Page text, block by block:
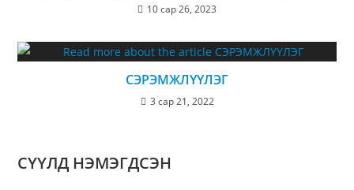
10 сар 26, 2023
СЭРЭМЖЛҮҮЛЭГ
3 сар 21, 2022
СҮҮЛД НЭМЭГДСЭН